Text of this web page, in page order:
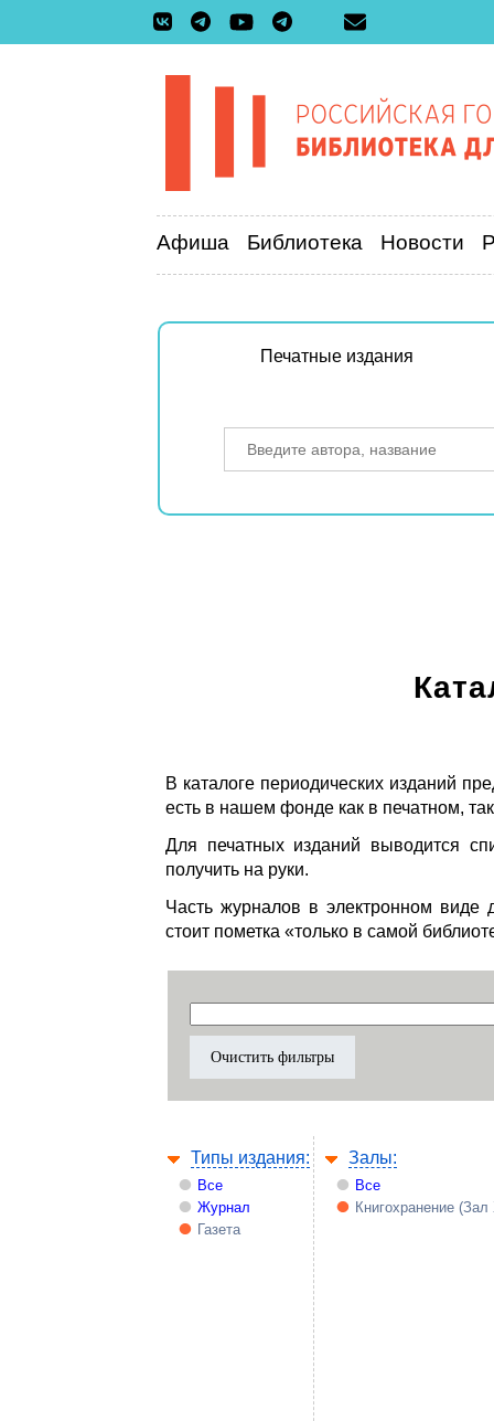
Афиша Библиотека Новости
Печатные издания
В каталоге периодических изданий
есть в нашем фонде как в печатном,
Для печатных изданий выводится
получить на руки.
Часть журналов в электронном виде
стоит пометка «только в самой
Типы издания:
Все
Журнал
Газета
Залы:
Все
Книгохранение